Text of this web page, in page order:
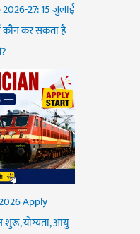
27: 15 जुलाई
कर सकता है
Apply
शुरू, योग्यता, आयु